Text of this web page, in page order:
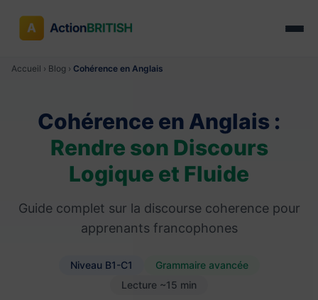
Accueil › Blog › Cohérence en Anglais
Cohérence en Anglais :
Rendre son Discours
Logique et Fluide
Guide complet sur la discourse coherence pour
apprenants francophones
Niveau B1-C1
Grammaire avancée
Lecture ~15 min